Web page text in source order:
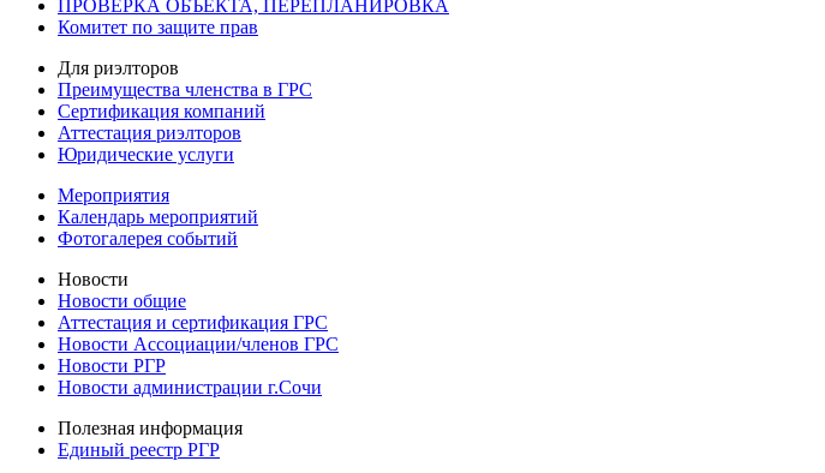
ПРОВЕРКА ОБЪЕКТА, ПЕРЕПЛАНИРОВКА
Комитет по защите прав
Для риэлторов
Преимущества членства в ГРС
Сертификация компаний
Аттестация риэлторов
Юридические услуги
Мероприятия
Календарь мероприятий
Фотогалерея событий
Новости
Новости общие
Аттестация и сертификация ГРС
Новости Ассоциации/членов ГРС
Новости РГР
Новости администрации г.Сочи
Полезная информация
Единый реестр РГР